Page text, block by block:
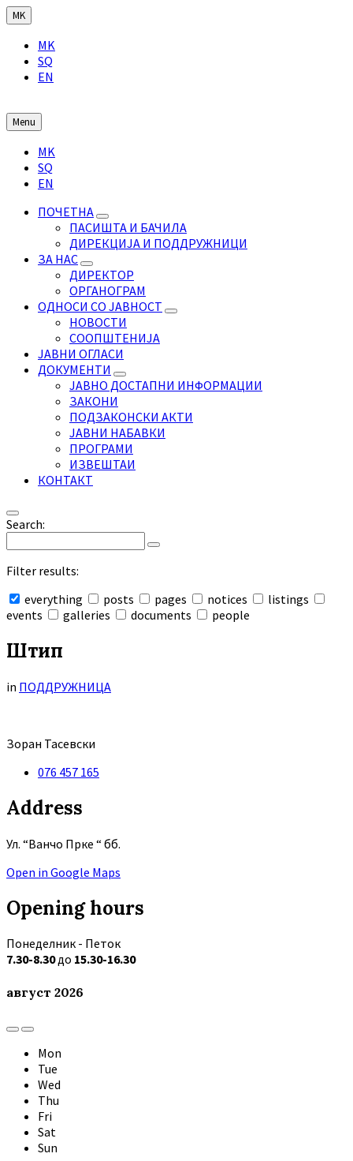
Skip
to
content
Skip
to
main
navigation
Skip
to
footer
MK
Choose
language:
MK
SQ
EN
Menu
Choose
language:
MK
SQ
EN
ПОЧЕТНА
ПАСИШТА И БАЧИЛА
ДИРЕКЦИЈА И ПОДДРУЖНИЦИ
ЗА НАС
ДИРЕКТОР
ОРГАНОГРАМ
ОДНОСИ СО ЈАВНОСТ
НОВОСТИ
СООПШТЕНИЈА
ЈАВНИ ОГЛАСИ
ДОКУМЕНТИ
ЈАВНО ДОСТАПНИ ИНФОРМАЦИИ
ЗАКОНИ
ПОДЗАКОНСКИ АКТИ
ЈАВНИ НАБАВКИ
ПРОГРАМИ
ИЗВЕШТАИ
КОНТАКТ
Search:
Filter results:
everything
posts pages notices
listings
events
galleries documents people
search
Штип
in ПОДДРУЖНИЦA
Зоран Тасевски
076 457 165
Address
Ул. “Ванчо Прке “ бб.
Open in Google Maps
Opening hours
Понеделник - Петок
7.30-8.30до 15.30-16.30
август 2026
Previous
Month
Next
Month
Mon
Tue
Wed
Thu
Fri
Sat
Sun